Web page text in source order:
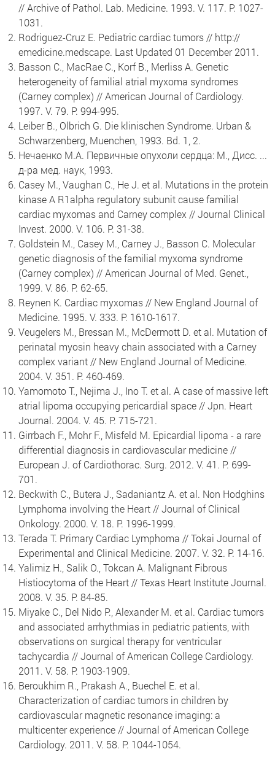
// Archive of Pathol. Lab. Medicine. 1993. V. 117. P. 1027-
1031.
Rodriguez-Cruz E. Pediatric cardiac tumors // http://
emedicine.medscape. Last Updated 01 December 2011.
Basson C., MacRae C., Korf B., Merliss A. Genetic
heterogeneity of familial atrial myxoma syndromes
(Carney complex) // American Journal of Cardiology.
1997. V. 79. P. 994-995.
Leiber B., Olbrich G. Die klinischen Syndrome. Urban &
Schwarzenberg, Muenchen, 1993. Bd. 1, 2.
Нечаенко М.А. Первичные опухоли сердца: М., Дисс. ...
д-ра мед. наук, 1993.
Casey M., Vaughan C., He J. et al. Mutations in the protein
kinase A R1alpha regulatory subunit cause familial
cardiac myxomas and Carney complex // Journal Clinical
Invest. 2000. V. 106. P. 31-38.
Goldstein M., Casey M., Carney J., Basson C. Molecular
genetic diagnosis of the familial myxoma syndrome
(Carney complex) // American Journal of Med. Genet.,
1999. V. 86. P. 62-65.
Reynen K. Cardiac myxomas // New England Journal of
Medicine. 1995. V. 333. P. 1610-1617.
Veugelers M., Bressan M., McDermott D. et al. Mutation of
perinatal myosin heavy chain associated with a Carney
complex variant // New England Journal of Medicine.
2004. V. 351. P. 460-469.
Yamomoto T., Nejima J., Ino T. et al. A case of massive left
atrial lipoma occupying pericardial space // Jpn. Heart
Journal. 2004. V. 45. P. 715-721.
Girrbach F., Mohr F., Misfeld M. Epicardial lipoma - a rare
differential diagnosis in cardiovascular medicine //
European J. of Cardiothorac. Surg. 2012. V. 41. P. 699-
701.
Beckwith C., Butera J., Sadaniantz A. et al. Non Hodghins
Lymphoma involving the Heart // Journal of Clinical
Onkology. 2000. V. 18. P. 1996-1999.
Terada T. Primary Cardiac Lymphoma // Tokai Journal of
Experimental and Clinical Medicine. 2007. V. 32. P. 14-16.
Yalimiz H., Salik O., Tokcan A. Malignant Fibrous
Histiocytoma of the Heart // Texas Heart Institute Journal.
2008. V. 35. P. 84-85.
Miyake C., Del Nido P., Alexander M. et al. Cardiac tumors
and associated arrhythmias in pediatric patients, with
observations on surgical therapy for ventricular
tachycardia // Journal of American College Cardiology.
2011. V. 58. P. 1903-1909.
Beroukhim R., Prakash A., Buechel E. et al.
Characterization of cardiac tumors in children by
cardiovascular magnetic resonance imaging: a
multicenter experience // Journal of American College
Cardiology. 2011. V. 58. P. 1044-1054.